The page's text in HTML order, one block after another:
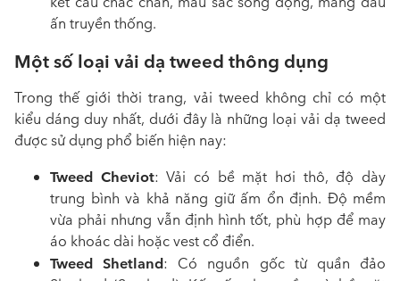
ấn truyền thống.
Một số loại vải dạ tweed thông dụng
Trong thế giới thời trang, vải tweed không chỉ có một
kiểu dáng duy nhất, dưới đây là những loại vải dạ tweed
được sử dụng phổ biến hiện nay:
Tweed Cheviot: Vải có bề mặt hơi thô, độ dày
trung bình và khả năng giữ ấm ổn định. Độ mềm
vừa phải nhưng vẫn định hình tốt, phù hợp để may
áo khoác dài hoặc vest cổ điển.
Tweed Shetland: Có nguồn gốc từ quần đảo